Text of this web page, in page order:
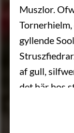
Muszlor.
gyllende
af gull,
det här hos
egentelige